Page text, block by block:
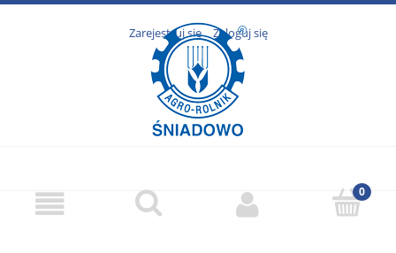
Zarejestruj się Zaloguj się